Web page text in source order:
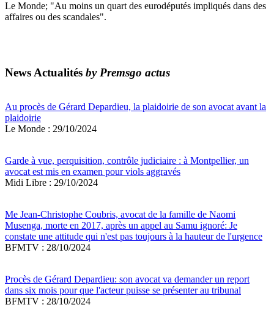
Le Monde; "Au moins un quart des eurodéputés impliqués dans des
affaires ou des scandales".
News Actualités by Premsgo actus
Au procès de Gérard Depardieu, la plaidoirie de son avocat avant la
plaidoirie
Le Monde : 29/10/2024
Garde à vue, perquisition, contrôle judiciaire : à Montpellier, un
avocat est mis en examen pour viols aggravés
Midi Libre : 29/10/2024
Me Jean-Christophe Coubris, avocat de la famille de Naomi
Musenga, morte en 2017, après un appel au Samu ignoré: Je
constate une attitude qui n'est pas toujours à la hauteur de l'urgence
BFMTV : 28/10/2024
Procès de Gérard Depardieu: son avocat va demander un report
dans six mois pour que l'acteur puisse se présenter au tribunal
BFMTV : 28/10/2024